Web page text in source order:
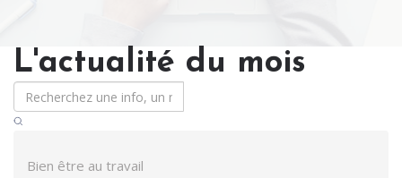
L'actualité du mois
Bien être au travail